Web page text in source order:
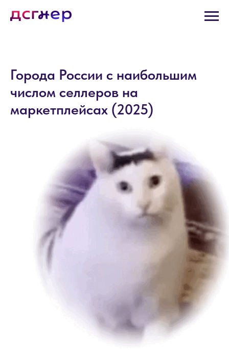
Города России с наибольшим
числом селлеров на
маркетплейсах (2025)